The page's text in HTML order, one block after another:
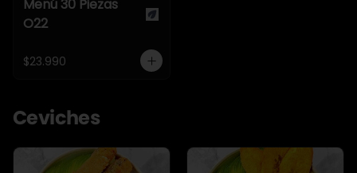
Menú 30 Piezas
O22
$23.990
Ceviches